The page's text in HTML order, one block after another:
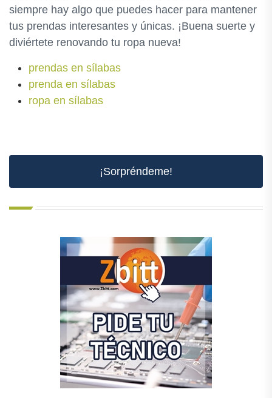
siempre hay algo que puedes hacer para mantener
tus prendas interesantes y únicas. ¡Buena suerte y
diviértete renovando tu ropa nueva!
prendas en sílabas
prenda en sílabas
ropa en sílabas
¡Sorpréndeme!